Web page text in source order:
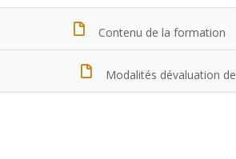
Contenu de la formation
Modalités dévaluation